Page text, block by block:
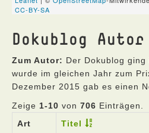
Dokublog Autor
Zum Autor: Der Dokublog
wurde im gleichen Jahr zum
Dezember 2015 gab es einen
Zeige 1-10 von 706 Einträgen.
Art
Titel